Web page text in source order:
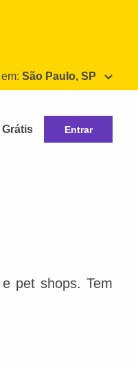
São Paulo, SP
Entrar
pet shops. Tem